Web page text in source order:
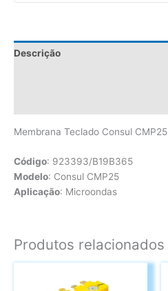
Descrição
Membrana Teclado Consul CMP25
Código: 923393/B19B365
Modelo: Consul CMP25
Aplicação: Microondas
Produtos relacionados